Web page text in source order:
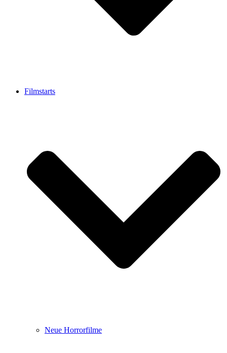
Filmstarts
Neue Horrorfilme